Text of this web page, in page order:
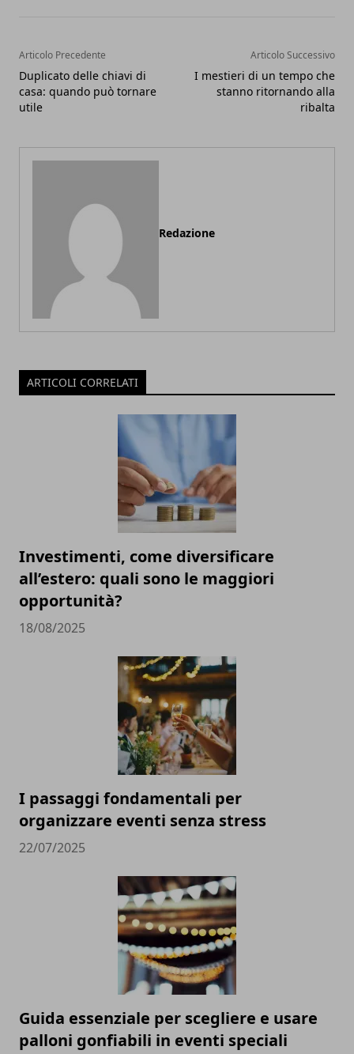
Articolo Precedente
Duplicato delle chiavi di
casa: quando può tornare
utile
Articolo Successivo
I mestieri di un tempo che
stanno ritornando alla
ribalta
Redazione
ARTICOLI CORRELATI
Investimenti, come diversificare
all’estero: quali sono le maggiori
opportunità?
18/08/2025
I passaggi fondamentali per
organizzare eventi senza stress
22/07/2025
Guida essenziale per scegliere e usare
palloni gonfiabili in eventi speciali